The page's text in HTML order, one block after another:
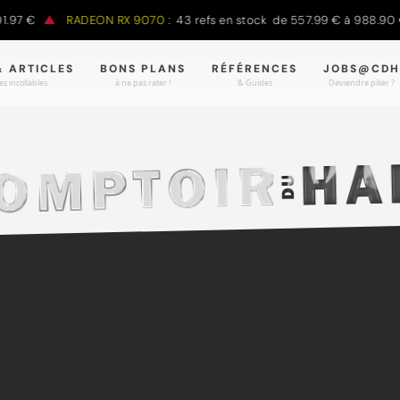
RADEON RX 9070 : 43 refs en stock de 557.99 € à 988.90 €
ARTICLES
incollables.
BONS PLANS
à ne pas rater !
RÉFÉRENCES
& Guides
JOBS@CDH
Deviendre pilier ?